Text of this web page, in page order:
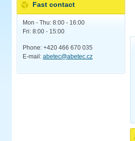
Fast contact
Mon - Thu: 8:00 - 16:00
Fri: 8:00 - 15:00
Phone: +420 466 670 035
E-mail: abetec@abetec.cz